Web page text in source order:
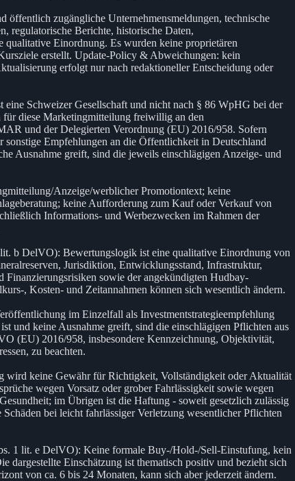
öffentlich zugängliche Unternehmensmeldungen, technische
regulatorische Berichte, historische Daten,
qualitative Einordnung. Es wurden keine proprietären
erstellt. Update-Policy & Abweichungen: kein
erfolgt nur nach redaktioneller Entscheidung oder
Schweizer Gesellschaft und nicht nach § 86 WpHG bei der
diese Marketingmitteilung freiwillig an den
und der Delegierten Verordnung (EU) 2016/958. Sofern
sonstige Empfehlungen an die Öffentlichkeit in Deutschland
Ausnahme greift, sind die jeweils einschlägigen Anzeige- und
Anzeige/werblicher Promotiontext; keine
keine Aufforderung zum Kauf oder Verkauf von
Informations- und Werbezwecken im Rahmen der
b DelVO): Bewertungslogik ist eine qualitative Einordnung von
Jurisdiktion, Entwicklungsstand, Infrastruktur,
Finanzierungsrisiken sowie der angekündigten Hudbay-
, Kosten- und Zeitannahmen können sich wesentlich ändern.
im Einzelfall als Investmentstrategieempfehlung
und keine Ausnahme greift, sind die einschlägigen Pflichten aus
(EU) 2016/958, insbesondere Kennzeichnung, Objektivität,
zu beachten.
wird keine Gewähr für Richtigkeit, Vollständigkeit oder Aktualität
wegen Vorsatz oder grober Fahrlässigkeit sowie wegen
im Übrigen ist die Haftung - soweit gesetzlich zulässig
bei leicht fahrlässiger Verletzung wesentlicher Pflichten
1 lit. e DelVO): Keine formale Buy-/Hold-/Sell-Einstufung, kein
dargestellte Einschätzung ist thematisch positiv und bezieht sich
von ca. 6 bis 24 Monaten, kann sich aber jederzeit ändern.